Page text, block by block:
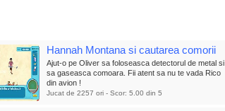
Hannah Montana si cautarea comorii
Ajut-o pe Oliver sa foloseasca detectorul de metal si
sa gaseasca comoara. Fii atent sa nu te vada Rico
din avion !
Jucat de 2257 ori - Scor: 5.00 din 5